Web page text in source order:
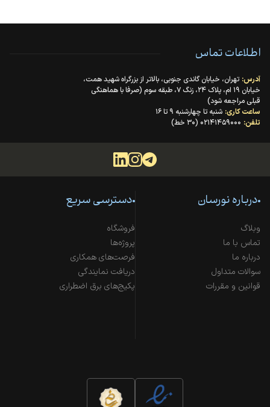
اطلاعات تماس
آدرس: تهران، خیابان گاندی جنوبی، بالاتر از بزرگراه شهید همت،
خیابان ۱۹ ام، پلاک ۲۴، زنگ ۷، طبقه سوم (صرفا با هماهنگی
قبلی مراجعه شود)
ساعت کاری: شنبه تا چهارشنبه ۹ تا ۱۶
تلفن: ۰۲۱۴۱۴۵۹۰۰۰ (۳۰ خط)
درباره نورسان
وبلاگ
تماس با ما
درباره ما
سوالات متداول
قوانین و مقررات
دسترسی سریع
فروشگاه
پروژه‌ها
فرصت‌های همکاری
دریافت نمایندگی
پکیج‌های برق اضطراری